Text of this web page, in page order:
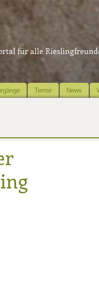
für alle
Terroir News